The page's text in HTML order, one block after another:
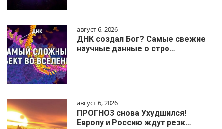
август 6, 2026
ДНК создал Бог? Самые свежие
научные данные о стро…
август 6, 2026
ПРОГНОЗ снова Ухудшился!
Европу и Россию ждут резк…